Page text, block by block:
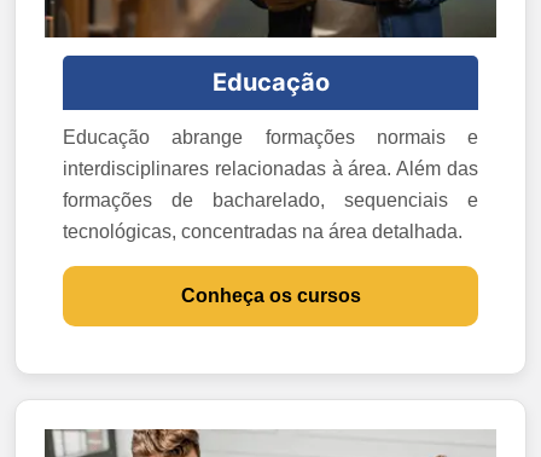
Educação
Educação abrange formações normais e
interdisciplinares relacionadas à área. Além das
formações de bacharelado, sequenciais e
tecnológicas, concentradas na área detalhada.
Conheça os cursos